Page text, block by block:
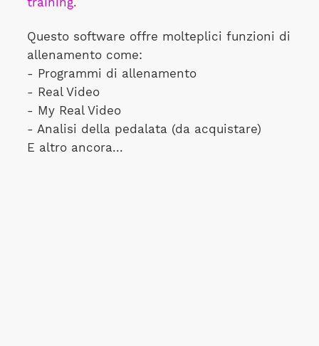
Questo software offre molteplici funzioni di
allenamento come:
- Programmi di allenamento
- Real Video
- My Real Video
- Analisi della pedalata (da acquistare)
E altro ancora...